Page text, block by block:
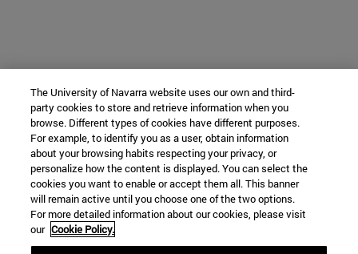
The University of Navarra website uses our own and third-
party cookies to store and retrieve information when you
browse. Different types of cookies have different purposes.
For example, to identify you as a user, obtain information
about your browsing habits respecting your privacy, or
personalize how the content is displayed. You can select the
cookies you want to enable or accept them all. This banner
will remain active until you choose one of the two options.
For more detailed information about our cookies, please visit
our Cookie Policy.